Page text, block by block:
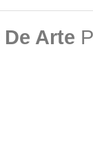
De Arte